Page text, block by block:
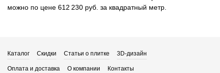
можно по цене 612 230 руб. за квадратный метр.
Каталог Скидки Статьи о плитке 3D-дизайн
Оплата и доставка О компании Контакты